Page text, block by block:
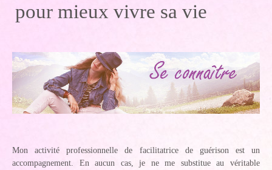
pour mieux vivre sa vie
Mon activité professionnelle de facilitatrice de guérison est un
accompagnement. En aucun cas, je ne me substitue au véritable